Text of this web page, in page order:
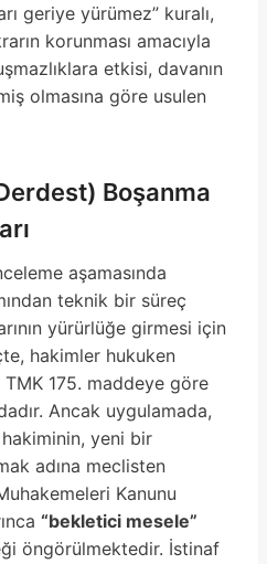
geriye yürümez” kuralı,
korunması amacıyla
etkisi, davanın
olmasına göre usulen
Boşanma
aşamasında
teknik bir süreç
yürürlüğe girmesi için
hakimler hukuken
175. maddeye göre
Ancak uygulamada,
yeni bir
adına meclisten
Kanunu
“bekletici mesele”
öngörülmektedir. İstinaf